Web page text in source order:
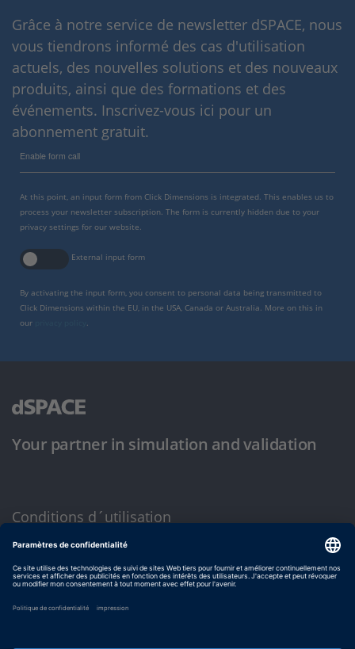
Grâce à notre service de newsletter dSPACE, nous
vous tiendrons informé des cas d'utilisation
actuels, des nouvelles solutions et des nouveaux
produits, ainsi que des formations et des
événements. Inscrivez-vous ici pour un
abonnement gratuit.
Enable form call
At this point, an input form from Click Dimensions is integrated. This enables us to
process your newsletter subscription. The form is currently hidden due to your
privacy settings for our website.
External input form
By activating the input form, you consent to personal data being transmitted to
Click Dimensions within the EU, in the USA, Canada or Australia. More on this in
our
Your partner in simulation and validation
Conditions d´utilisation
Politique de confidentialité
Mentions légales et conditions générales